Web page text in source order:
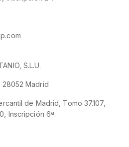
S.L.U.
28052 Madrid
de Madrid, Tomo 37.107,
Inscripción 6ª.